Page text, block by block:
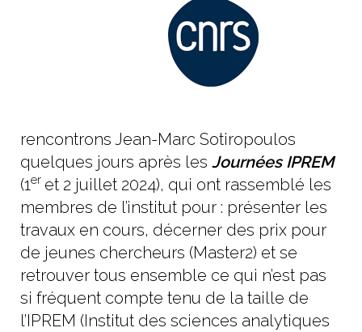
rencontrons Jean-Marc Sotiropoulos
quelques jours après les Journées IPREM
(1er et 2 juillet 2024), qui ont rassemblé les
membres de l’institut pour : présenter les
travaux en cours, décerner des prix pour
de jeunes chercheurs (Master2) et se
retrouver tous ensemble ce qui n’est pas
si fréquent compte tenu de la taille de
l’IPREM (Institut des sciences analytiques